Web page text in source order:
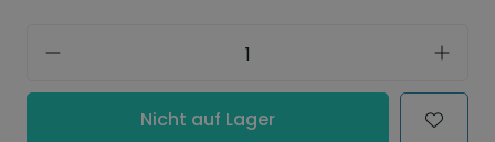
Nicht auf Lager